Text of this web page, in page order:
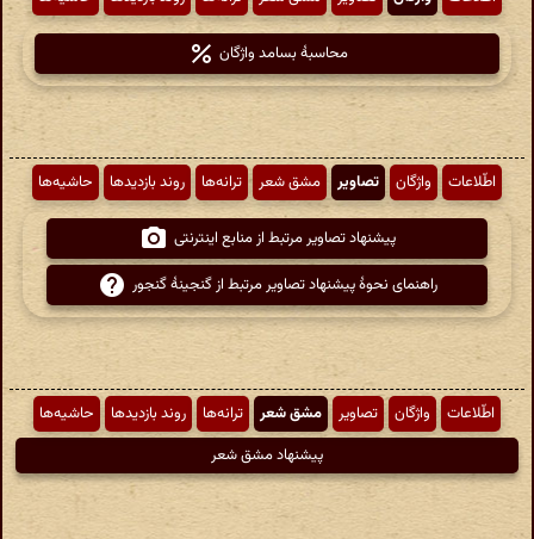
محاسبهٔ بسامد واژگان
اطّلاعات واژگان تصاویر مشق شعر ترانه‌ها روند بازدیدها حاشیه‌ها
پیشنهاد تصاویر مرتبط از منابع اینترنتی
راهنمای نحوهٔ پیشنهاد تصاویر مرتبط از گنجینهٔ گنجور
اطّلاعات واژگان تصاویر مشق شعر ترانه‌ها روند بازدیدها
حاشیه‌ها
پیشنهاد مشق شعر